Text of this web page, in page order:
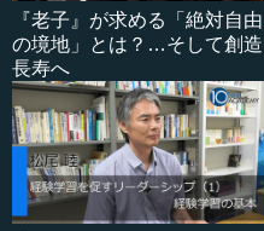
『老子』が求める「絶対自由
の境地」とは？…そして創造
長寿へ